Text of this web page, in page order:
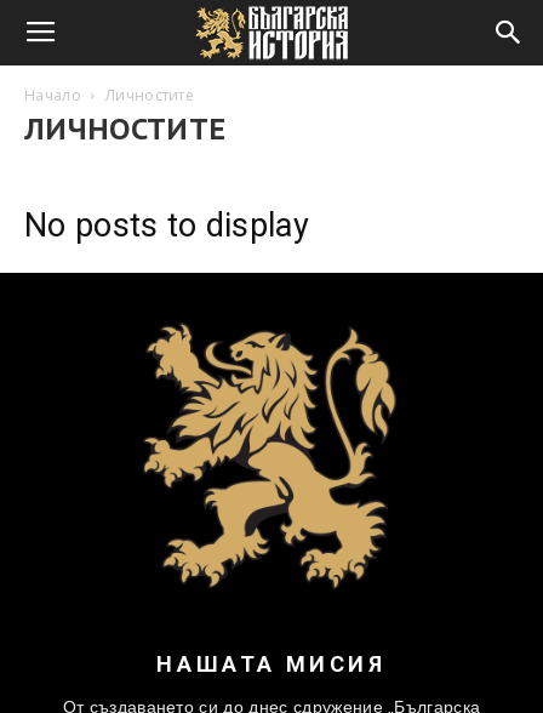
Начало Личностите
ЛИЧНОСТИТЕ
No posts to display
НАШАТА МИСИЯ
От създаването си до днес сдружение „Българска